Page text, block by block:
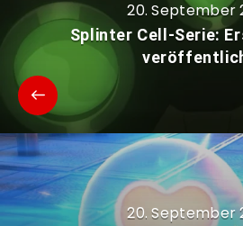
20. September
Splinter Cell-Serie:
20. September